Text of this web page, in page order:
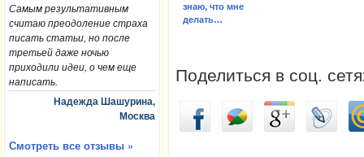
Самым результативным
считаю преодоление страха
писать статьи, но после
третьей даже ночью
приходили идеи, о чем еще
написать.
Надежда Шашурина,
Москва
Смотреть все отзывы »
знаю, что мне
делать…
Поделиться в соц.